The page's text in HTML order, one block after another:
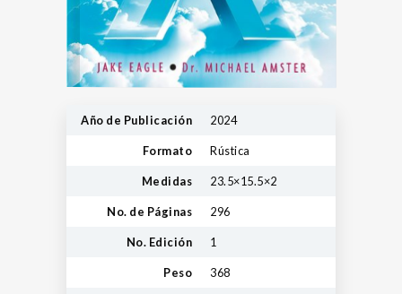
Año de Publicación 2024
Formato Rústica
Medidas 23.5×15.5×2
No. de Páginas 296
No. Edición 1
Peso 368